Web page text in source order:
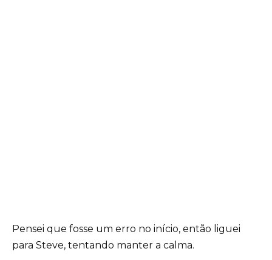
Pensei que fosse um erro no início, então liguei
para Steve, tentando manter a calma.